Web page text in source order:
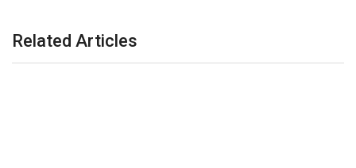
Related Articles